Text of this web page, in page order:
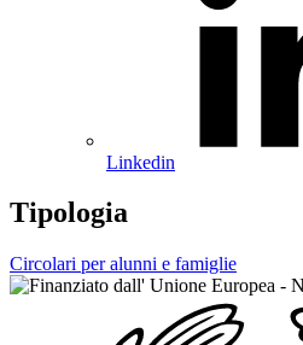
Linkedin
Tipologia
Circolari per alunni e famiglie